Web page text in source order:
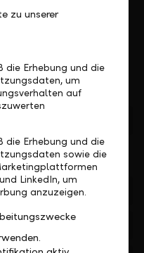
zu unserer
die Erhebung und die
um
auf
die Erhebung und die
sowie die
LinkedIn, um
anzuzeigen.